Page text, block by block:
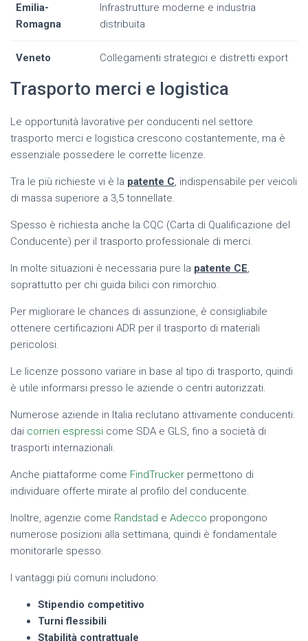
Emilia-
Romagna
Infrastrutture moderne e industria
distribuita
Veneto Collegamenti strategici e distretti export
Trasporto merci e logistica
Le opportunità lavorative per conducenti nel settore
trasporto merci e logistica crescono costantemente, ma è
essenziale possedere le corrette licenze.
Tra le più richieste vi è la patente C, indispensabile per veicoli
di massa superiore a 3,5 tonnellate.
Spesso è richiesta anche la CQC (Carta di Qualificazione del
Conducente) per il trasporto professionale di merci.
In molte situazioni è necessaria pure la patente CE,
soprattutto per chi guida bilici con rimorchio.
Per migliorare le chances di assunzione, è consigliabile
ottenere certificazioni ADR per il trasporto di materiali
pericolosi.
Le licenze possono variare in base al tipo di trasporto, quindi
è utile informarsi presso le aziende o centri autorizzati.
Numerose aziende in Italia reclutano attivamente conducenti:
dai corrieri espressi come SDA e GLS, fino a società di
trasporti internazionali.
Anche piattaforme come FindTrucker permettono di
individuare offerte mirate al profilo del conducente.
Inoltre, agenzie come Randstad e Adecco propongono
numerose posizioni alla settimana, quindi è fondamentale
monitorarle spesso.
I vantaggi più comuni includono:
Stipendio competitivo
Turni flessibili
Stabilità contrattuale